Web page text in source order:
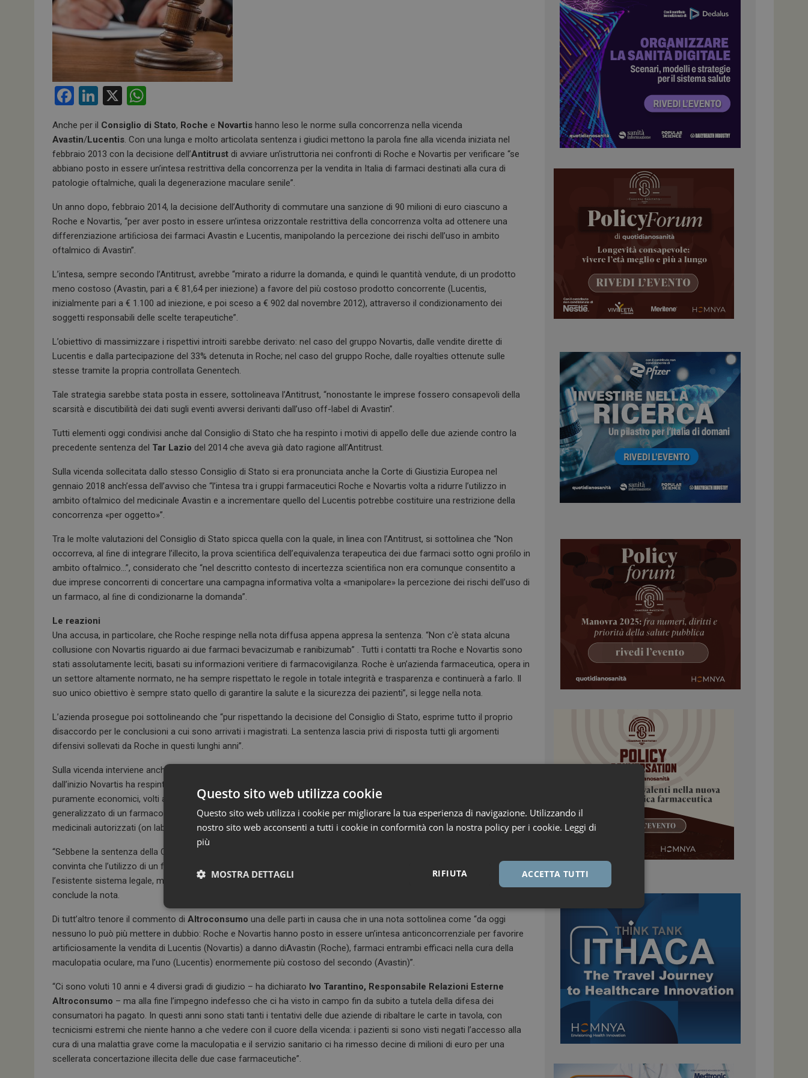
F
ce
b
o
o
k
Li
ke
dI
n
X
at
s
A
p
p
Anche per il Consiglio di Stato, Roche e Novartis hanno leso le norme sulla concorrenza nella vicenda
Avastin/Lucentis. Con una lunga e molto articolata sentenza i giudici mettono la parola fine alla vicenda iniziata nel
febbraio 2013 con la decisione dell’Antitrust di avviare un’istruttoria nei confronti di Roche e Novartis per verificare “se
abbiano posto in essere un’intesa restrittiva della concorrenza per la vendita in Italia di farmaci destinati alla cura di
patologie oftalmiche, quali la degenerazione maculare senile”.
Un anno dopo, febbraio 2014, la decisione dell’Authority di commutare una sanzione di 90 milioni di euro ciascuno a
Roche e Novartis, “per aver posto in essere un’intesa orizzontale restrittiva della concorrenza volta ad ottenere una
differenziazione artiﬁciosa dei farmaci Avastin e Lucentis, manipolando la percezione dei rischi dell’uso in ambito
oftalmico di Avastin”.
L’intesa, sempre secondo l’Antitrust, avrebbe “mirato a ridurre la domanda, e quindi le quantità vendute, di un prodotto
meno costoso (Avastin, pari a € 81,64 per iniezione) a favore del più costoso prodotto concorrente (Lucentis,
inizialmente pari a € 1.100 ad iniezione, e poi sceso a € 902 dal novembre 2012), attraverso il condizionamento dei
soggetti responsabili delle scelte terapeutiche”.
L’obiettivo di massimizzare i rispettivi introiti sarebbe derivato: nel caso del gruppo Novartis, dalle vendite dirette di
Lucentis e dalla partecipazione del 33% detenuta in Roche; nel caso del gruppo Roche, dalle royalties ottenute sulle
stesse tramite la propria controllata Genentech.
Tale strategia sarebbe stata posta in essere, sottolineava l’Antitrust, “nonostante le imprese fossero consapevoli della
scarsità e discutibilità dei dati sugli eventi avversi derivanti dall’uso off-label di Avastin”.
Tutti elementi oggi condivisi anche dal Consiglio di Stato che ha respinto i motivi di appello delle due aziende contro la
precedente sentenza del Tar Lazio del 2014 che aveva già dato ragione all’Antitrust.
Sulla vicenda sollecitata dallo stesso Consiglio di Stato si era pronunciata anche la Corte di Giustizia Europea nel
gennaio 2018 anch’essa dell’avviso che “l’intesa tra i gruppi farmaceutici Roche e Novartis volta a ridurre l’utilizzo in
ambito oftalmico del medicinale Avastin e a incrementare quello del Lucentis potrebbe costituire una restrizione della
concorrenza «per oggetto»”.
Tra le molte valutazioni del Consiglio di Stato spicca quella con la quale, in linea con l’Antitrust, si sottolinea che “Non
occorreva, al ﬁne di integrare l’illecito, la prova scientiﬁca dell’equivalenza terapeutica dei due farmaci sotto ogni proﬁlo in
ambito oftalmico…”, considerato che “nel descritto contesto di incertezza scientiﬁca non era comunque consentito a
due imprese concorrenti di concertare una campagna informativa volta a «manipolare» la percezione dei rischi dell’uso di
un farmaco, al ﬁne di condizionarne la domanda”.
Le reazioni
Una accusa, in particolare, che Roche respinge nella nota diffusa appena appresa la sentenza. “Non c’è stata alcuna
collusione con Novartis riguardo ai due farmaci bevacizumab e ranibizumab” . Tutti i contatti tra Roche e Novartis sono
stati assolutamente leciti, basati su informazioni veritiere di farmacovigilanza. Roche è un’azienda farmaceutica, opera in
un settore altamente normato, ne ha sempre rispettato le regole in totale integrità e trasparenza e continuerà a farlo. Il
suo unico obiettivo è sempre stato quello di garantire la salute e la sicurezza dei pazienti”, si legge nella nota.
L’azienda prosegue poi sottolineando che “pur rispettando la decisione del Consiglio di Stato, esprime tutto il proprio
disaccordo per le conclusioni a cui sono arrivati i magistrati. La sentenza lascia privi di risposta tutti gli argomenti
difensivi sollevati da Roche in questi lunghi anni”.
Sulla vicenda interviene anche Novartis che “prende atto con rammarico della Sentenza del Consiglio di Stato. Sin
dall’inizio Novartis ha respinto con forza queste accuse ed è convinta che il caso antitrust sia stato guidato da motivi
puramente economici, volti a forzare, nel quadro normativo italiano, un cambiamento atto a consentire il rimborso
generalizzato di un farmaco in un’indicazione priva di autorizzazione (off label), nonostante la presenza sul mercato di
medicinali autorizzati (on label)”.
“Sebbene la sentenza della Corte sia stata sfavorevole, Novartis conferma la correttezza del proprio operato e rimane
convinta che l’utilizzo di un farmaco fuori indicazione in presenza di farmaci appropriati costituisca una minaccia per
l’esistente sistema legale, medico e regolatorio, istituito per monitorare l’uso efficace e sicuro dei medicinali nei pazienti”,
conclude la nota.
Di tutt’altro tenore il commento di Altroconsumo una delle parti in causa che in una nota sottolinea come “da oggi
nessuno lo può più mettere in dubbio: Roche e Novartis hanno posto in essere un’intesa anticoncorrenziale per favorire
artificiosamente la vendita di Lucentis (Novartis) a danno diAvastin (Roche), farmaci entrambi efficaci nella cura della
maculopatia oculare, ma l’uno (Lucentis) enormemente più costoso del secondo (Avastin)”.
“Ci sono voluti 10 anni e 4 diversi gradi di giudizio – ha dichiarato Ivo Tarantino, Responsabile Relazioni Esterne
Altroconsumo – ma alla fine l’impegno indefesso che ci ha visto in campo fin da subito a tutela della difesa dei
consumatori ha pagato. In questi anni sono stati tanti i tentativi delle due aziende di ribaltare le carte in tavola, con
tecnicismi estremi che niente hanno a che vedere con il cuore della vicenda: i pazienti si sono visti negati l’accesso alla
cura di una malattia grave come la maculopatia e il servizio sanitario ci ha rimesso decine di milioni di euro per una
scellerata concertazione illecita delle due case farmaceutiche”.
Questo sito web utilizza cookie
Questo sito web utilizza i cookie per migliorare la tua esperienza di navigazione. Utilizzando il
nostro sito web acconsenti a tutti i cookie in conformità con la nostra policy per i cookie. Leggi di
più
ACCETTA TUTTI
RIFIUTA
MOSTRA DETTAGLI
Necessari Marketing
Necessari
I cookie necessari contribuiscono a rendere fruibile il sito web abilitandone funzionalità di base quali la navigazione sulle pagine
e l'accesso alle aree protette del sito. Il sito web non è in grado di funzionare correttamente senza questi cookie.
NOME
FORNITORE / DOMINIO SCADENZA
DESCRIZIONE
_ga
Google LLC
Questo nome di cookie è associato a Google Universal